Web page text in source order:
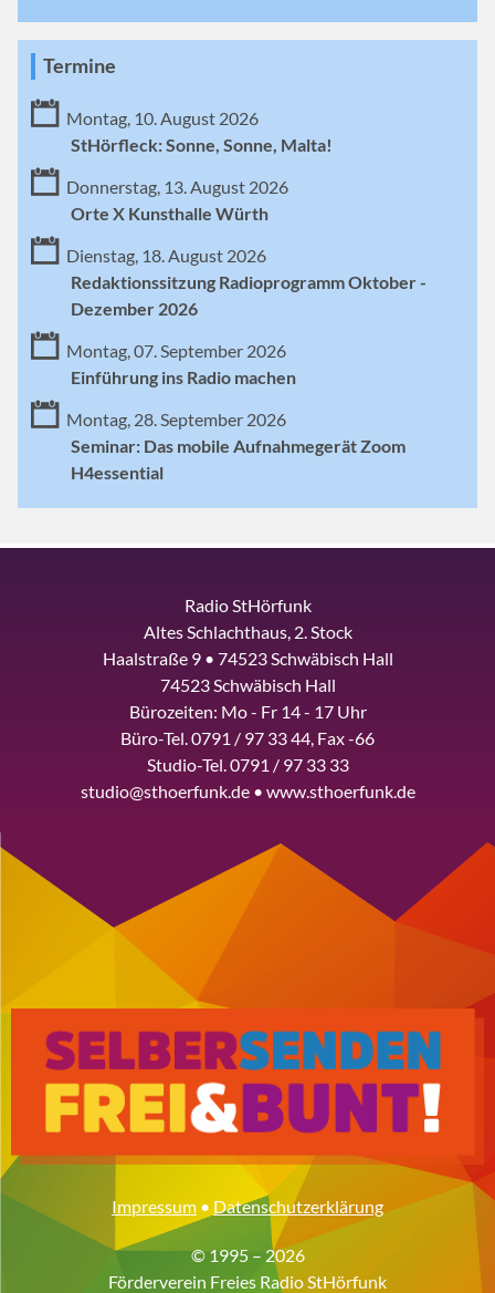
Termine
Montag, 10. August 2026
StHörfleck: Sonne, Sonne, Malta!
Donnerstag, 13. August 2026
Orte X Kunsthalle Würth
Dienstag, 18. August 2026
Redaktionssitzung Radioprogramm Oktober -
Dezember 2026
Montag, 07. September 2026
Einführung ins Radio machen
Montag, 28. September 2026
Seminar: Das mobile Aufnahmegerät Zoom
H4essential
Radio StHörfunk
Altes Schlachthaus, 2. Stock
Haalstraße 9 • 74523 Schwäbisch Hall
74523 Schwäbisch Hall
Bürozeiten: Mo - Fr 14 - 17 Uhr
Büro-Tel. 0791 / 97 33 44, Fax -66
Studio-Tel. 0791 / 97 33 33
studio@sthoerfunk.de • www.sthoerfunk.de
Impressum • Datenschutzerklärung
© 1995 – 2026
Förderverein Freies Radio StHörfunk